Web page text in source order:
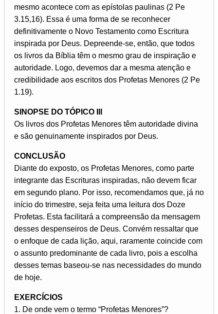
mesmo acontece com as epístolas paulinas (2 Pe
3.15,16). Essa é uma forma de se reconhecer
definitivamente o Novo Testamento como Escritura
inspirada por Deus. Depreende-se, então, que todos
os livros da Bíblia têm o mesmo grau de inspiração e
autoridade. Logo, devemos dar a mesma atenção e
credibilidade aos escritos dos Profetas Menores (2 Pe
1.19).
SINOPSE DO TÓPICO III
Os livros dos Profetas Menores têm autoridade divina
e são genuinamente inspirados por Deus.
CONCLUSÃO
Diante do exposto, os Profetas Menores, como parte
integrante das Escrituras inspiradas, não devem ficar
em segundo plano. Por isso, recomendamos que, já no
início do trimestre, seja feita uma leitura dos Doze
Profetas. Esta facilitará a compreensão da mensagem
desses despenseiros de Deus. Convém ressaltar que
o enfoque de cada lição, aqui, raramente coincide com
o assunto predominante de cada livro, pois a escolha
desses temas baseou-se nas necessidades do mundo
de hoje.
EXERCÍCIOS
1. De onde vem o termo “Profetas Menores”?